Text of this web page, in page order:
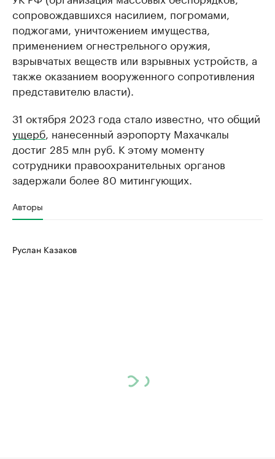
сопровождавшихся насилием, погромами,
поджогами, уничтожением имущества,
применением огнестрельного оружия,
взрывчатых веществ или взрывных устройств, а
также оказанием вооруженного сопротивления
представителю власти).
31 октября 2023 года стало известно, что общий
ущерб , нанесенный аэропорту Махачкалы
достиг 285 млн руб. К этому моменту
сотрудники правоохранительных органов
задержали более 80 митингующих.
Авторы
Руслан Казаков